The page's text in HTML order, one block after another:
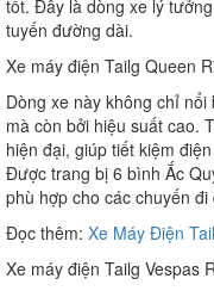
tốt. Đây là dòng xe lý
tuyến đường dài.
Xe máy điện Tailg Queen
Dòng xe này không chỉ
mà còn bởi hiệu suất cao.
hiện đại, giúp tiết kiệm
Được trang bị 6 bình Ắc
phù hợp cho các chuyến
Đọc thêm: Xe Máy Điện
Xe máy điện Tailg Vespas